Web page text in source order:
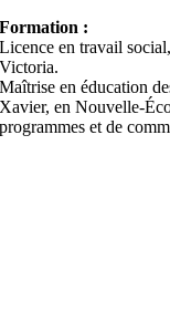
Formation :
Licence en travail
Victoria.
Maîtrise en éducation
Xavier, en Nouvelle-
programmes et de